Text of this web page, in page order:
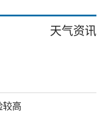
天气资讯
较高